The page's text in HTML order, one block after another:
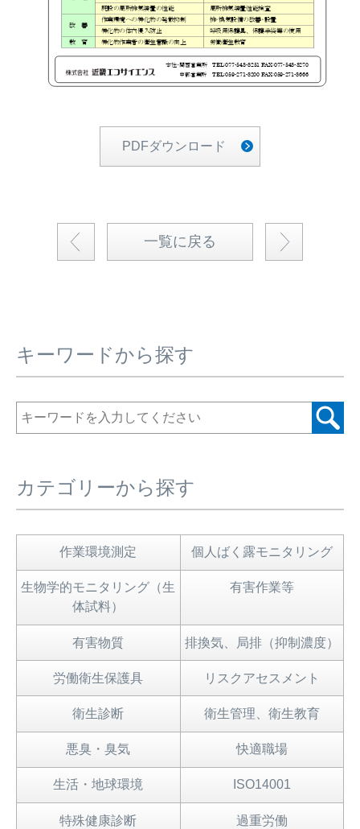
PDFダウンロード
一覧に戻る
キーワードから探す
カテゴリーから探す
作業環境測定 個人ばく露モニタリング
生物学的モニタリング（生
体試料）
有害作業等
有害物質 排換気、局排（抑制濃度）
労働衛生保護具 リスクアセスメント
衛生診断 衛生管理、衛生教育
悪臭・臭気 快適職場
生活・地球環境 ISO14001
特殊健康診断 過重労働